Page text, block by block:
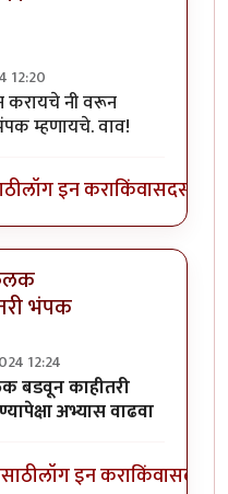
12:20
कळफलक बडवून काहीतरी
करायचे नी वरून
म्हणायचे. वाव!
लॉग इन कराकिंवासदस्य व्हा
भंपक
12:24
समर्थन करायचे
काहीतरी
अभ्यास वाढवा
लॉग इन कराकिंवासदस्य